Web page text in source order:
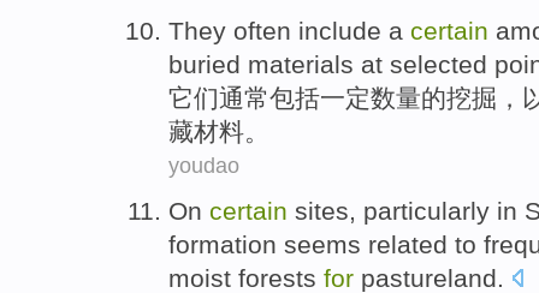
They often include a certain
buried materials at selected
它们通常包括一定数量的挖掘 ，
藏材料。
youdao
On certain sites, particularly in
formation seems related to
moist forests for pastureland.